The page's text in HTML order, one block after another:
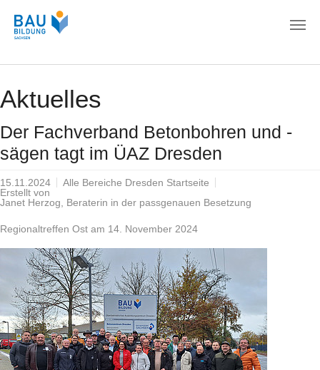
Aktuelles
Der Fachverband Betonbohren und -
sägen tagt im ÜAZ Dresden
15.11.2024
Alle Bereiche Dresden Startseite
Erstellt von
Janet Herzog, Beraterin in der passgenauen Besetzung
Regionaltreffen Ost am 14. November 2024